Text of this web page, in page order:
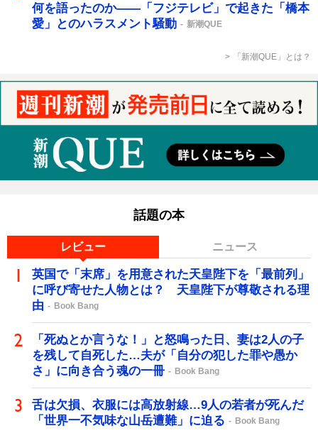
何を語ったのか――「フジテレビ」で起きた「橋本
愛」とのハラスメント騒動
新潮QUE
「新潮QUE」とは？
話題の本
レビュー ニュース
英国で「末席」を用意された天皇陛下を「最前列」
に呼び寄せた人物とは？ 天皇陛下が尊敬される理
由
Book Bang
「死ぬとか言うな！」と怒鳴った日、妻は2人の子
を残して自死した…夫が「自分の犯した罪や愚か
さ」に向き合う魂の一冊
Book Bang
舌は欠損、衣服には高放射線…9人の若者が死んだ
「世界一不気味な山岳遭難」に迫る
Book Bang